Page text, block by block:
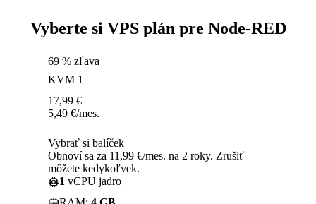
Vyberte si VPS plán pre Node-RED
69 % zľava
KVM 1
17,99 €
5,49 €/mes.
Vybrať si balíček
Obnoví sa za 11,99 €/mes. na 2 roky. Zrušiť
môžete kedykoľvek.
1 vCPU jadro